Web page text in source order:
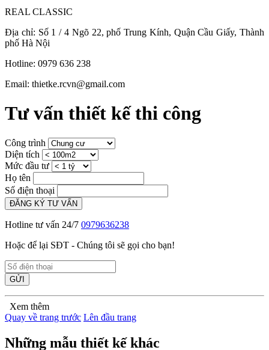
REAL CLASSIC
Địa chỉ: Số 1 / 4 Ngõ 22, phố Trung Kính, Quận Cầu Giấy, Thành
phố Hà Nội
Hotline: 0979 636 238
Email: thietke.rcvn@gmail.com
Tư vấn thiết kế thi công
Công trình
Diện tích
Mức đầu tư
Họ tên
Số điện thoại
ĐĂNG KÝ TƯ VẤN
Hotline tư vấn 24/7 0979636238
Hoặc để lại SĐT - Chúng tôi sẽ gọi cho bạn!
GỬI
Xem thêm
Quay về trang trước Lên đầu trang
Những mẫu thiết kế khác